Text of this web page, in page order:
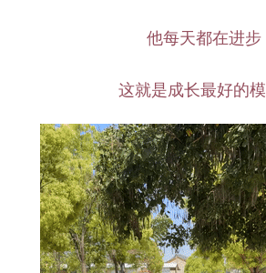
他每天都在进步
这就是成长最好的